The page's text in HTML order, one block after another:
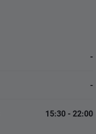
-
-
15:30 - 22:00